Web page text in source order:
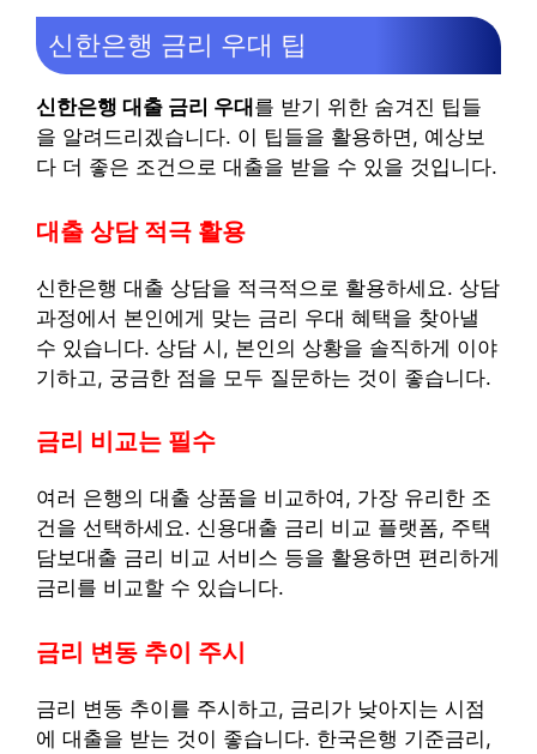
신한은행 금리 우대 팁
신한은행 대출 금리 우대 를 받기 위한 숨겨진 팁들
을 알려드리겠습니다. 이 팁들을 활용하면, 예상보
다 더 좋은 조건으로 대출을 받을 수 있을 것입니다.
대출 상담 적극 활용
신한은행 대출 상담을 적극적으로 활용하세요. 상담
과정에서 본인에게 맞는 금리 우대 혜택을 찾아낼
수 있습니다. 상담 시, 본인의 상황을 솔직하게 이야
기하고, 궁금한 점을 모두 질문하는 것이 좋습니다.
금리 비교는 필수
여러 은행의 대출 상품을 비교하여, 가장 유리한 조
건을 선택하세요. 신용대출 금리 비교 플랫폼, 주택
담보대출 금리 비교 서비스 등을 활용하면 편리하게
금리를 비교할 수 있습니다.
금리 변동 추이 주시
금리 변동 추이를 주시하고, 금리가 낮아지는 시점
에 대출을 받는 것이 좋습니다. 한국은행 기준금리,